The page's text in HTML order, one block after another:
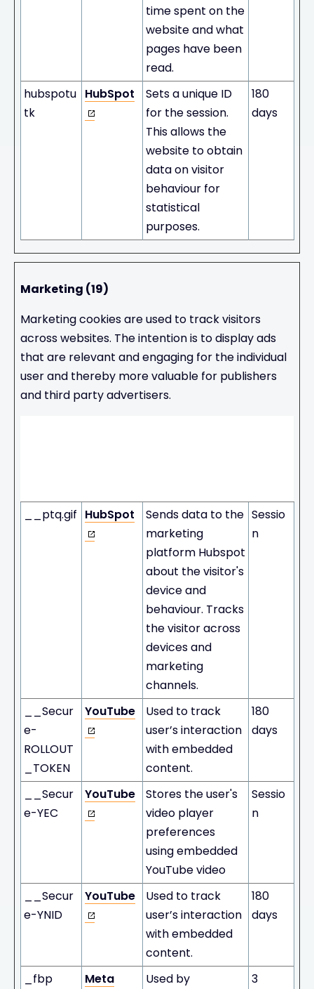
time spent on the
website and what
pages have been
read.
hubspotu
tk
HubSpot
Sets a unique ID
for the session.
This allows the
website to obtain
data on visitor
behaviour for
statistical
purposes.
180
days
Marketing (19)
Marketing cookies are used to track visitors
across websites. The intention is to display ads
that are relevant and engaging for the individual
user and thereby more valuable for publishers
and third party advertisers.
__ptq.gif HubSpot
Sends data to the
marketing
platform Hubspot
about the visitor's
device and
behaviour. Tracks
the visitor across
devices and
marketing
channels.
Sessio
n
__Secur
e-
ROLLOUT
_TOKEN
YouTube
Used to track
user’s interaction
with embedded
content.
180
days
__Secur
e-YEC
YouTube
Stores the user's
video player
preferences
using embedded
YouTube video
Sessio
n
__Secur
e-YNID
YouTube
Used to track
user’s interaction
with embedded
content.
180
days
_fbp
Meta
Used by
3